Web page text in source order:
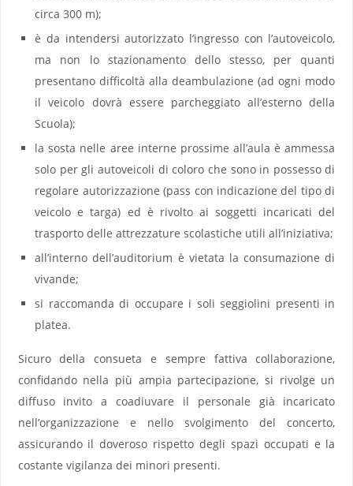
circa 300 m);
è da intendersi autorizzato l’ingresso con l’autoveicolo,
ma non lo stazionamento dello stesso, per quanti
presentano difficoltà alla deambulazione (ad ogni modo
il veicolo dovrà essere parcheggiato all’esterno della
Scuola);
la sosta nelle aree interne prossime all’aula è ammessa
solo per gli autoveicoli di coloro che sono in possesso di
regolare autorizzazione (pass con indicazione del tipo di
veicolo e targa) ed è rivolto ai soggetti incaricati del
trasporto delle attrezzature scolastiche utili all’iniziativa;
all’interno dell’auditorium è vietata la consumazione di
vivande;
si raccomanda di occupare i soli seggiolini presenti in
platea.
Sicuro della consueta e sempre fattiva collaborazione,
confidando nella più ampia partecipazione, si rivolge un
diffuso invito a coadiuvare il personale già incaricato
nell’organizzazione e nello svolgimento del concerto,
assicurando il doveroso rispetto degli spazi occupati e la
costante vigilanza dei minori presenti.